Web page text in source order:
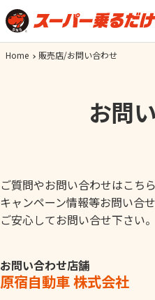
Home 販売店/お問い合わせ
お問
ご質問やお問い合わせはこち
キャンペーン情報等お問い合
ご安心してお問い合せ下さい。
お問い合わせ店舗
原宿自動車 株式会社